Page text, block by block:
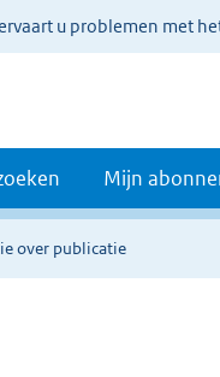
u problemen met
Mijn
over publicatie